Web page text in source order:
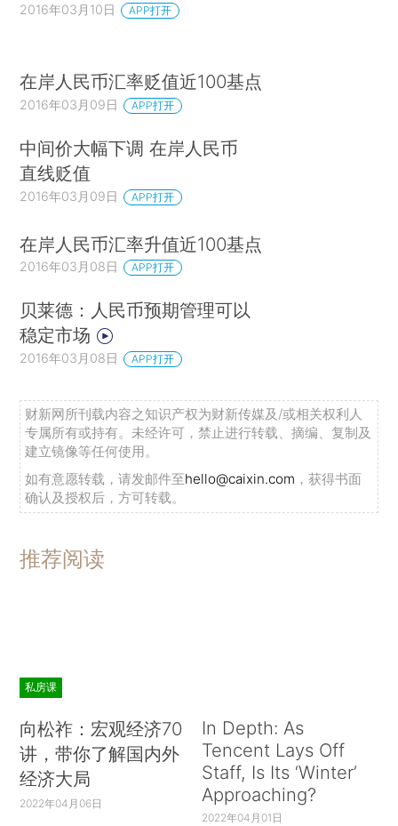
2016年03月10日 APP打开
在岸人民币汇率贬值近100基点
2016年03月09日 APP打开
中间价大幅下调 在岸人民币
直线贬值
2016年03月09日 APP打开
在岸人民币汇率升值近100基点
2016年03月08日 APP打开
贝莱德：人民币预期管理可以
稳定市场
2016年03月08日 APP打开
财新网所刊载内容之知识产权为财新传媒及/或相关权利人
专属所有或持有。未经许可，禁止进行转载、摘编、复制及
建立镜像等任何使用。
如有意愿转载，请发邮件至hello@caixin.com ，获得书面
确认及授权后，方可转载。
推荐阅读
私房课
向松祚：宏观经济70
讲，带你了解国内外
经济大局
2022年04月06日
In Depth: As
Tencent Lays Off
Staff, Is Its ‘Winter’
Approaching?
2022年04月01日